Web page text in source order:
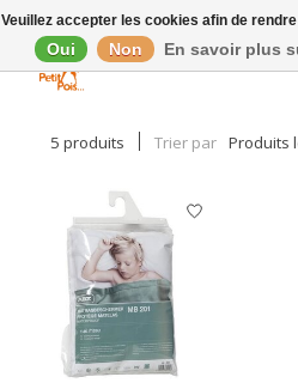
Afficher les
5 produits Trier par Produits
Veuillez accepter les cookies afin de
Oui Non En savoir plus